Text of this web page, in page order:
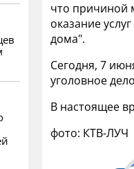
что причиной
оказание
дома".
Сегодня, 7
уголовное
В настоящее
фото: КТВ-ЛУЧ